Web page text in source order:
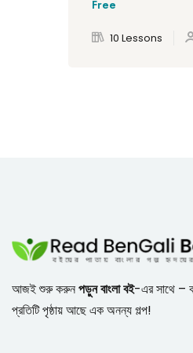
Free
10 Lessons
আজই শুরু করুনপড়ুন বাংলা বই-এর সাথে –
প্রতিটি পৃষ্ঠায় আছে এক অনন্য গল্প!